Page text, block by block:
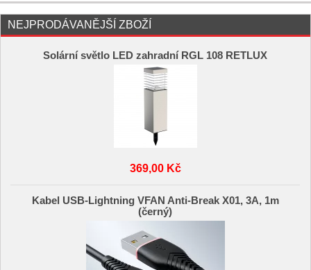
NEJPRODÁVANĚJŠÍ ZBOŽÍ
Solární světlo LED zahradní RGL 108 RETLUX
369,00 Kč
Kabel USB-Lightning VFAN Anti-Break X01, 3A, 1m
(černý)